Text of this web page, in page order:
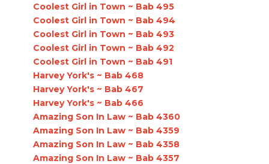
Coolest Girl in Town ~ Bab 495
Coolest Girl in Town ~ Bab 494
Coolest Girl in Town ~ Bab 493
Coolest Girl in Town ~ Bab 492
Coolest Girl in Town ~ Bab 491
Harvey York's ~ Bab 468
Harvey York's ~ Bab 467
Harvey York's ~ Bab 466
Amazing Son In Law ~ Bab 4360
Amazing Son In Law ~ Bab 4359
Amazing Son In Law ~ Bab 4358
Amazing Son In Law ~ Bab 4357